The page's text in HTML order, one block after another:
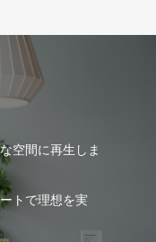
空間に再生しま
トで理想を実